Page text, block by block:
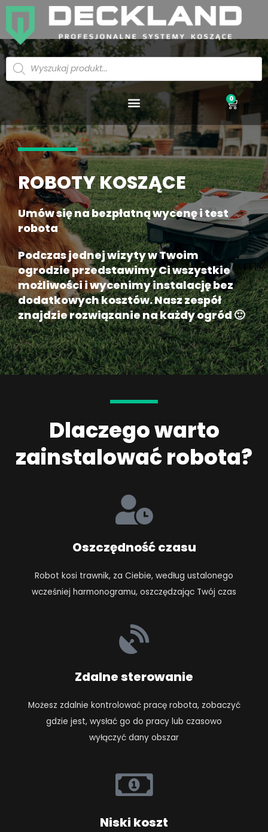
Skip
content
Wyszukiwarka
produktów
0
Menu
ROBOTY KOSZĄCE
Umów się na bezpłatną wycenę i test
robota
Podczas jednej wizyty w Twoim
ogrodzie przedstawimy Ci wszystkie
możliwości i wycenimy instalację bez
dodatkowych kosztów. Nasz zespół
znajdzie rozwiązanie na każdy ogród 🙂
Dlaczego warto
zainstalować robota?
Oszczędność czasu
Robot kosi trawnik, za Ciebie, według ustalonego
wcześniej harmonogramu, oszczędzając Twój czas
Zdalne sterowanie
Możesz zdalnie kontrolować pracę robota, zobaczyć
gdzie jest, wysłać go do pracy lub czasowo
wyłączyć dany obszar
Niski koszt